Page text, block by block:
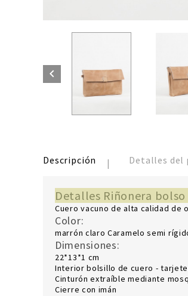

Descripción Detalles del
Detalles Riñonera bolso
Cuero vacuno de alta calidad de
Color:
marrón claro Caramelo semi
Dimensiones:
22*13*1 cm
Interior bolsillo de cuero -
Cinturón extraíble mediante
Cierre con imán